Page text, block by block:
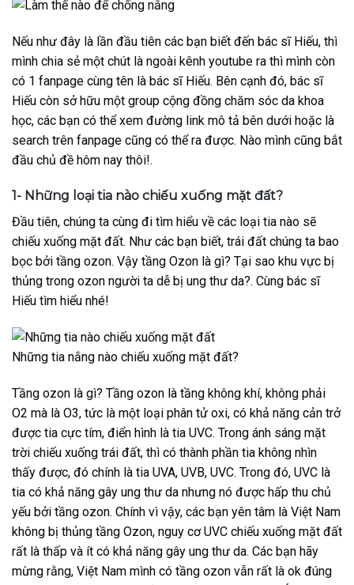
Nếu như đây là lần đầu tiên các bạn biết đến bác sĩ Hiếu, thì
mình chia sẻ một chút là ngoài kênh youtube ra thì mình còn
có 1 fanpage cùng tên là bác sĩ Hiếu. Bên cạnh đó, bác sĩ
Hiếu còn sở hữu một group cộng đồng chăm sóc da khoa
học, các bạn có thể xem đường link mô tả bên dưới hoặc là
search trên fanpage cũng có thể ra được. Nào mình cũng bắt
đầu chủ đề hôm nay thôi!.
1- Những loại tia nào chiếu xuống mặt đất?
Đầu tiên, chúng ta cùng đi tìm hiểu về các loại tia nào sẽ
chiếu xuống mặt đất. Như các bạn biết, trái đất chúng ta bao
bọc bởi tầng ozon. Vậy tầng Ozon là gì? Tại sao khu vực bị
thủng trong ozon người ta dễ bị ung thư da?. Cùng bác sĩ
Hiếu tìm hiểu nhé!
Những tia nắng nào chiếu xuống mặt đất?
Tầng ozon là gì? Tầng ozon là tầng không khí, không phải
O2 mà là O3, tức là một loại phân tử oxi, có khả năng cản trở
được tia cực tím, điển hình là tia UVC. Trong ánh sáng mặt
trời chiếu xuống trái đất, thì có thành phần tia không nhìn
thấy được, đó chính là tia UVA, UVB, UVC. Trong đó, UVC là
tia có khả năng gây ung thư da nhưng nó được hấp thu chủ
yếu bởi tầng ozon. Chính vì vậy, các bạn yên tâm là Việt Nam
không bị thủng tầng Ozon, nguy cơ UVC chiếu xuống mặt đất
rất là thấp và ít có khả năng gây ung thư da. Các bạn hãy
mừng rằng, Việt Nam mình có tầng ozon vẫn rất là ok đúng